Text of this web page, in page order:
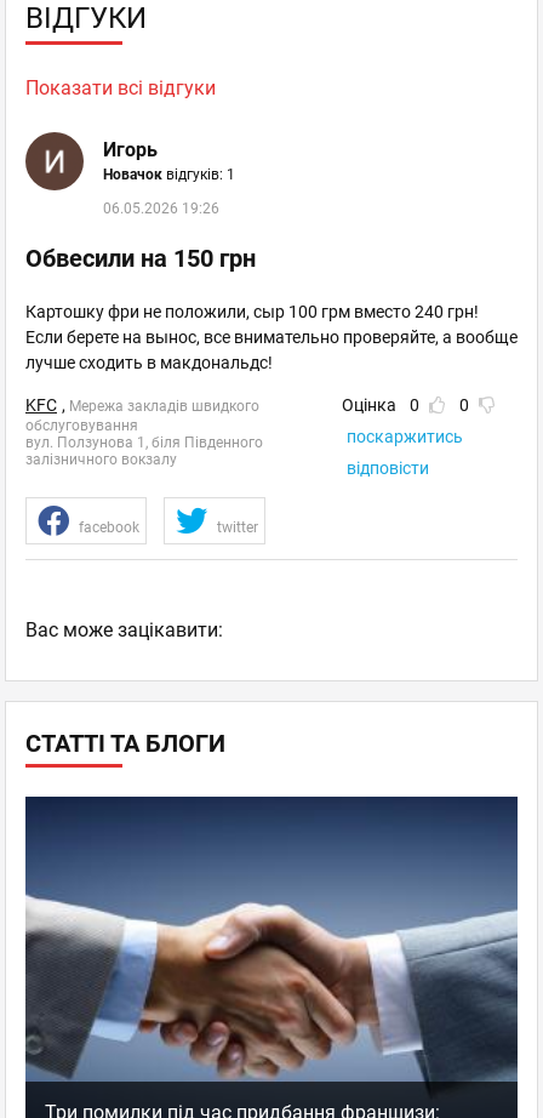
СТАТТІ ТА БЛОГИ
Три помилки під час придбання франшизи:
ВІДГУКИ
Показати всі відгуки
Игорь
Новачок відгуків: 1
06.05.2026 19:26
Обвесили на 150 грн
Картошку фри не положили, сыр 100 грм вместо 240 грн!
Если берете на вынос, все внимательно проверяйте, а вообще
лучше сходить в макдональдс!
KFC , Мережа закладів швидкого
обслуговування
вул. Ползунова 1, біля Південного
залізничного вокзалу
Оцінка 0
0
поскаржитись
відповісти
facebook twitter
Вас може зацікавити: